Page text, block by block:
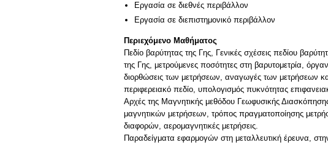
Εργασία σε διεθνές περιβάλλον
Εργασία σε διεπιστημονικό περιβάλλον
Περιεχόμενο Μαθήματος
Πεδίο βαρύτητας της Γης, Γενικές σχέσεις πεδίου
της Γης, μετρούμενες ποσότητες στη βαρυτoμετρία,
διορθώσεις των μετρήσεων, αναγωγές των μετρήσεων
περιφερειακό πεδίο, υπολογισμός πυκνότητας
Αρχές της Μαγνητικής μεθόδου Γεωφυσικής
μαγνητικών μετρήσεων, τρόπος πραγματοποίησης
διαφορών, αερομαγνητικές μετρήσεις.
Παραδείγματα εφαρμογών στη μεταλλευτική έρευνα,